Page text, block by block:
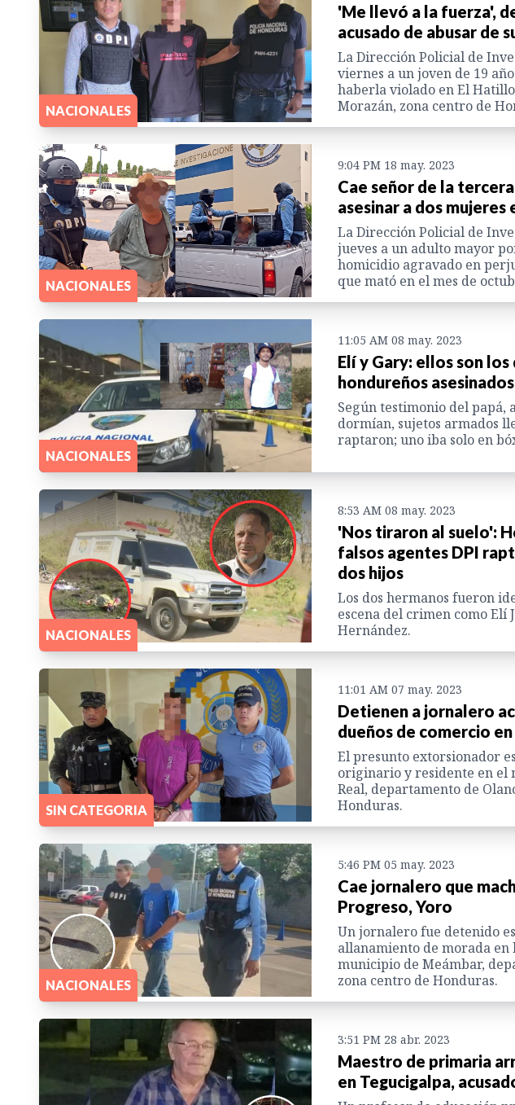
NACIONALES
'Me llevó a la fuerza',
acusado de abusar de
La Dirección Policial de
viernes a un joven de 19
haberla violado en El
Morazán, zona centro de
NACIONALES
9:04 PM 18 may. 2023
Cae señor de la
asesinar a dos mujeres
La Dirección Policial de
jueves a un adulto mayor
homicidio agravado en
que mató en el mes de
NACIONALES
11:05 AM 08 may. 2023
Elí y Gary: ellos son
hondureños
Según testimonio del papá,
dormían, sujetos armados
raptaron; uno iba solo en
NACIONALES
8:53 AM 08 may. 2023
'Nos tiraron al suelo':
falsos agentes DPI
dos hijos
Los dos hermanos fueron
escena del crimen como Elí
Hernández.
SIN CATEGORIA
11:01 AM 07 may. 2023
Detienen a jornalero
dueños de comercio
El presunto extorsionador
originario y residente en el
Real, departamento de
Honduras.
NACIONALES
5:46 PM 05 may. 2023
Cae jornalero que
Progreso, Yoro
Un jornalero fue detenido
allanamiento de morada en
municipio de Meámbar,
zona centro de Honduras.
3:51 PM 28 abr. 2023
Maestro de primaria
en Tegucigalpa,